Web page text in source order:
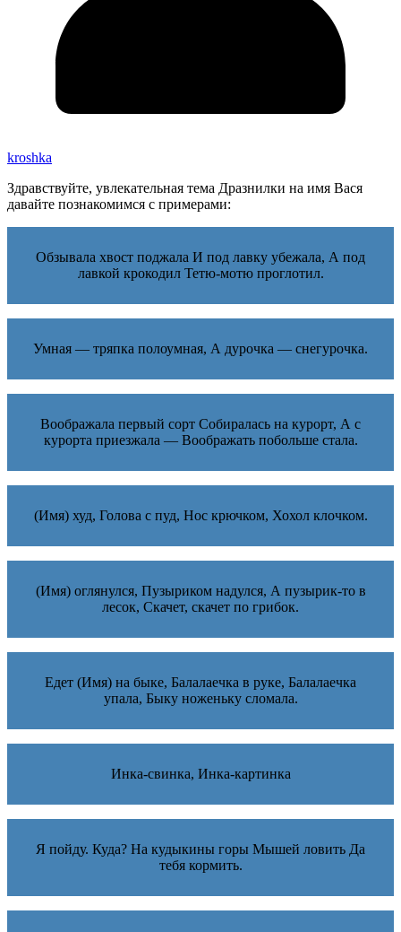
kroshka
Здравствуйте, увлекательная тема Дразнилки на имя Вася
давайте познакомимся с примерами:
Обзывала хвост поджала И под лавку убежала, А под
лавкой крокодил Тетю-мотю проглотил.
Умная — тряпка полоумная, А дурочка — снегурочка.
Воображала первый сорт Собиралась на курорт, А с
курорта приезжала — Воображать побольше стала.
(Имя) худ, Голова с пуд, Нос крючком, Хохол клочком.
(Имя) оглянулся, Пузыриком надулся, А пузырик-то в
лесок, Скачет, скачет по грибок.
Едет (Имя) на быке, Балалаечка в руке, Балалаечка
упала, Быку ноженьку сломала.
Инка-свинка, Инка-картинка
Я пойду. Куда? На кудыкины горы Мышей ловить Да
тебя кормить.